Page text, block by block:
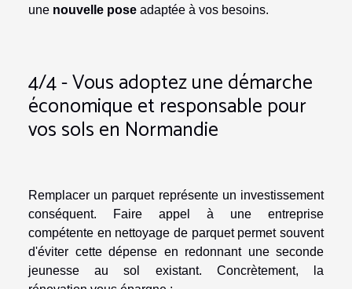
une nouvelle pose adaptée à vos besoins.
4/4 - Vous adoptez une démarche
économique et responsable pour
vos sols en Normandie
Remplacer un parquet représente un investissement
conséquent. Faire appel à une entreprise
compétente en nettoyage de parquet permet souvent
d'éviter cette dépense en redonnant une seconde
jeunesse au sol existant. Concrètement, la